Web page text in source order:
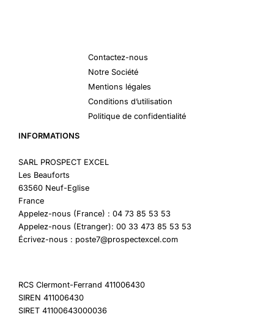
Contactez-nous
Notre Société
Mentions légales
Conditions d’utilisation
Politique de confidentialité
INFORMATIONS
SARL PROSPECT EXCEL
Les Beauforts
63560 Neuf-Eglise
France
Appelez-nous (France) : 04 73 85 53 53
Appelez-nous (Etranger): 00 33 473 85 53 53
Écrivez-nous : poste7@prospectexcel.com
RCS Clermont-Ferrand 411006430
SIREN 411006430
SIRET 41100643000036